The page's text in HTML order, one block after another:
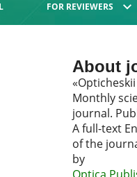
FOR REVIEWERS
About
Monthly
journal.
A full-text
of the
by